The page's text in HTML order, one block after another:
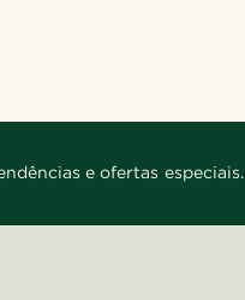
e ofertas especiais.